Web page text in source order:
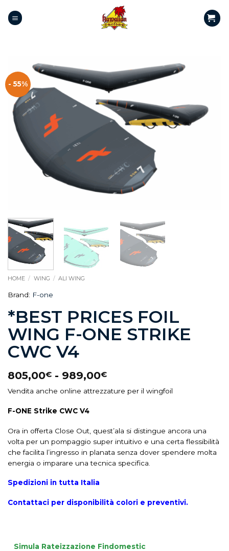
- 55%
HOME / WING / ALI WING
Brand: F-one
*BEST PRICES FOIL
WING F-ONE STRIKE
CWC V4
805,00€ - 989,00€
Vendita anche online attrezzature per il wingfoil
F-ONE Strike CWC V4
Ora in offerta Close Out, quest’ala si distingue ancora una
volta per un pompaggio super intuitivo e una certa flessibilità
che facilita l’ingresso in planata senza dover spendere molta
energia o imparare una tecnica specifica.
Spedizioni in tutta Italia
Contattaci per disponibilità colori e preventivi.
Simula Rateizzazione Findomestic